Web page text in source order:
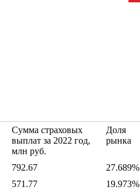
Сумма страховых
выплат за 2022 год,
млн руб.
Доля
рынка
792.67 27.689%
571.77 19.973%